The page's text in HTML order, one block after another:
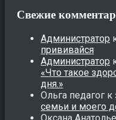
Свежие
Администратор
прививайся
Администратор
«Что такое
дня.»
Ольга педагог к
семьи и моего